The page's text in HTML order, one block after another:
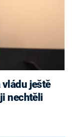
vládu ještě
nechtěli